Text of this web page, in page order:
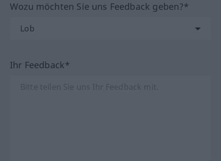
Wozu möchten Sie uns Feedback geben?*
Ihr Feedback*